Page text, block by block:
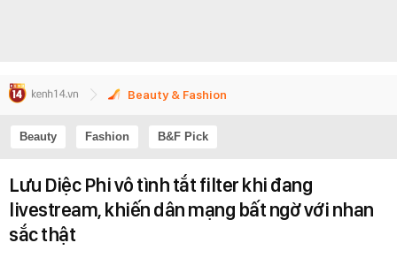
Beauty & Fashion
Beauty Fashion B&F Pick
Lưu Diệc Phi vô tình tắt filter khi đang
livestream, khiến dân mạng bất ngờ với nhan
sắc thật